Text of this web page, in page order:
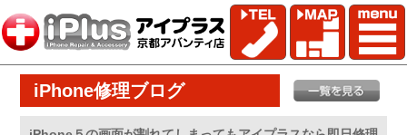
iPhone修理ブログ